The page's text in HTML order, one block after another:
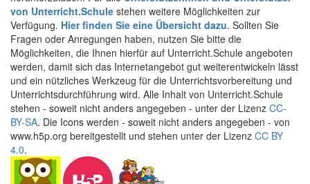
von Unterricht.Schule stehen weitere Möglichkeiten zur
Verfügung. Hier finden Sie eine Übersicht dazu. Sollten Sie
Fragen oder Anregungen haben, nutzen Sie bitte die
Möglichkeiten, die Ihnen hierfür auf Unterricht.Schule angeboten
werden, damit sich das Internetangebot gut weiterentwickeln lässt
und ein nützliches Werkzeug für die Unterrichtsvorbereitung und
Unterrichtsdurchführung wird. Alle Inhalt von Unterricht.Schule
stehen - soweit nicht anders angegeben - unter der Lizenz CC-
BY-SA. Die Icons werden - soweit nicht anders angegeben - von
www.h5p.org bereitgestellt und stehen unter der Lizenz CC BY
4.0.